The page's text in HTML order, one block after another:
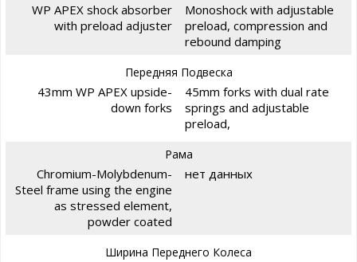
WP APEX shock absorber
with preload adjuster
Monoshock with adjustable
preload, compression and
rebound damping
Передняя Подвеска
43mm WP APEX upside-
down forks
45mm forks with dual rate
springs and adjustable
preload,
Рама
Chromium-Molybdenum-
Steel frame using the engine
as stressed element,
powder coated
нет данных
Ширина Переднего Колеса